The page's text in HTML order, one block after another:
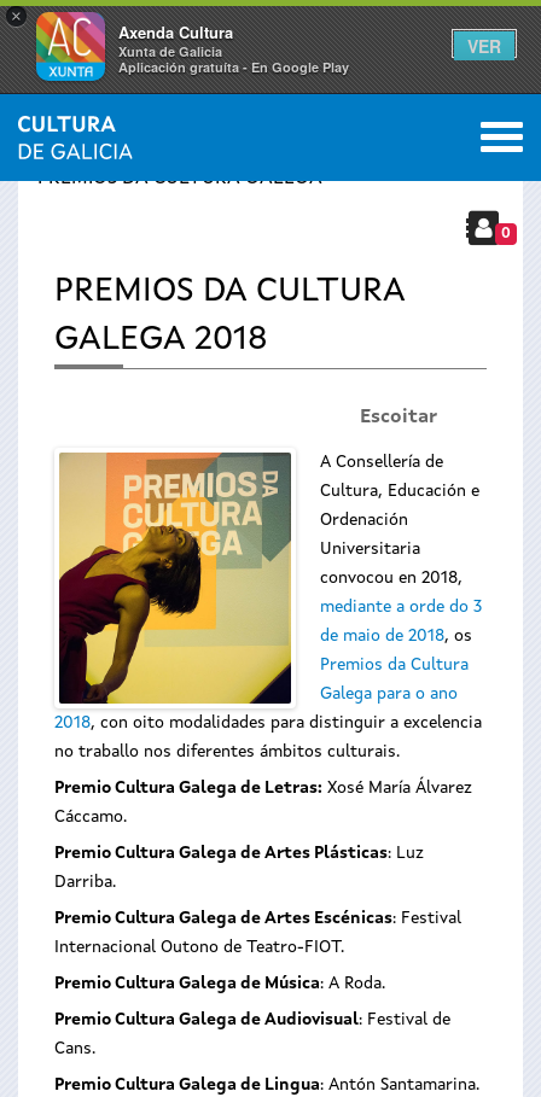
×
Axenda Cultura
Xunta de Galicia
Aplicación gratuíta - En Google Play
VER
Vostede
aquí
INICIO › SERVIZOS
PREMIOS DA CULTURA GALEGA
0
PREMIOS DA CULTURA
GALEGA 2018
Escoitar
A Consellería de
Cultura, Educación e
Ordenación
Universitaria
convocou en 2018,
mediante a orde do 3
de maio de 2018, os
Premios da Cultura
Galega para o ano
2018, con oito modalidades para distinguir a excelencia
no traballo nos diferentes ámbitos culturais.
Premio Cultura Galega de Letras: Xosé María Álvarez
Cáccamo.
Premio Cultura Galega de Artes Plásticas: Luz
Darriba.
Premio Cultura Galega de Artes Escénicas: Festival
Internacional Outono de Teatro-FIOT.
Premio Cultura Galega de Música: A Roda.
Premio Cultura Galega de Audiovisual: Festival de
Cans.
Premio Cultura Galega de Lingua: Antón Santamarina.